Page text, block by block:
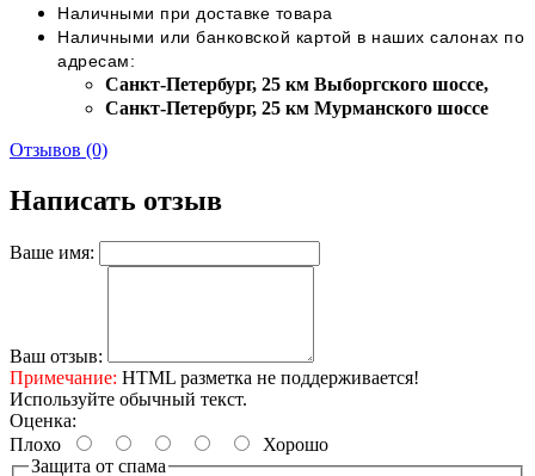
Наличными при доставке товара
Наличными или банковской картой в наших салонах по
адресам:
Cанкт-Петербург, 25 км Выборгского шоссе,
Cанкт-Петербург, 25 км Мурманского шоссе
Отзывов (0)
Написать отзыв
Ваше имя:
Ваш отзыв:
Примечание: HTML разметка не поддерживается!
Используйте обычный текст.
Оценка:
Плохо
Хорошо
Защита от спама